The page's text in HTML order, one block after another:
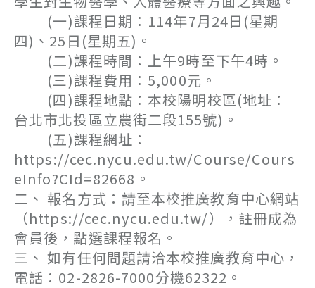
(一)課程日期：114年7月24日(星期
四)、25日(星期五)。
(二)課程時間：上午9時至下午4時。
(三)課程費用：5,000元。
(四)課程地點：本校陽明校區(地址：
台北市北投區立農街二段155號)。
(五)課程網址：
https://cec.nycu.edu.tw/Course/Cours
eInfo?CId=82668。
二、 報名方式：請至本校推廣教育中心網站
（https://cec.nycu.edu.tw/），註冊成為
會員後，點選課程報名。
三、 如有任何問題請洽本校推廣教育中心，
電話：02-2826-7000分機62322。